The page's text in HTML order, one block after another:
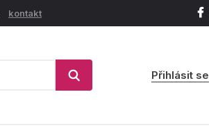
kontakt
Přihlásit se